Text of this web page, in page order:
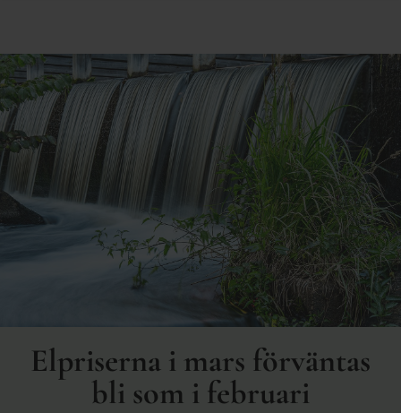
Elpriserna i mars förväntas
bli som i februari